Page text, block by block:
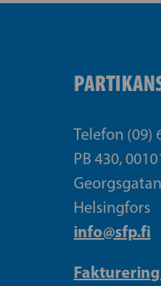
Telefon (09)
PB 430,
Helsingfors
info@sfp.fi